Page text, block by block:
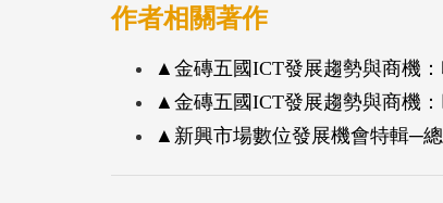
不過，即使這些做法可能侵蝕到廠商
漸發達，新興市場將持續成長，並推
在產品發展方面，雖然地理位置相近
馬來西亞為例，由於大多消費者家中
作者相關著作
▲金磚五國ICT發展趨勢與商機
▲金磚五國ICT發展趨勢與商機
▲新興市場數位發展機會特輯─